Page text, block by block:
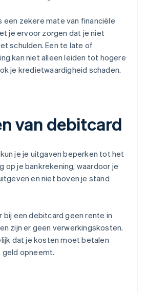
een zekere mate van financiële
je ervoor zorgen dat je niet
schulden. Een te late of
kan niet alleen leiden tot hogere
je kredietwaardigheid schaden.
van debitcard
je je uitgaven beperken tot het
op je bankrekening, waardoor je
en niet boven je stand
bij een debitcard geen rente in
zijn er geen verwerkingskosten.
dat je kosten moet betalen
geld opneemt.